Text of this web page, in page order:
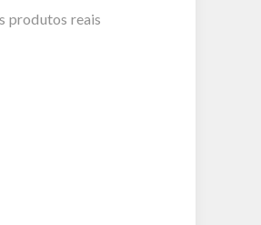
produtos reais